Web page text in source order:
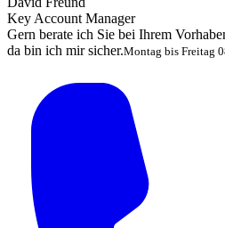
Key Account Manager
Gern berate ich Sie bei Ihrem
da bin ich mir sicher.Montag bis Freitag